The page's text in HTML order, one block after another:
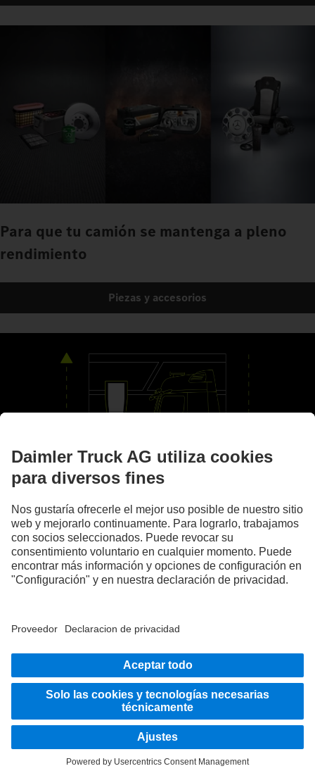
Más que un camión
Para que tu camión se mantenga a pleno
Piezas y accesorios
A tu lado
Sistemas de asistencia a la conducción